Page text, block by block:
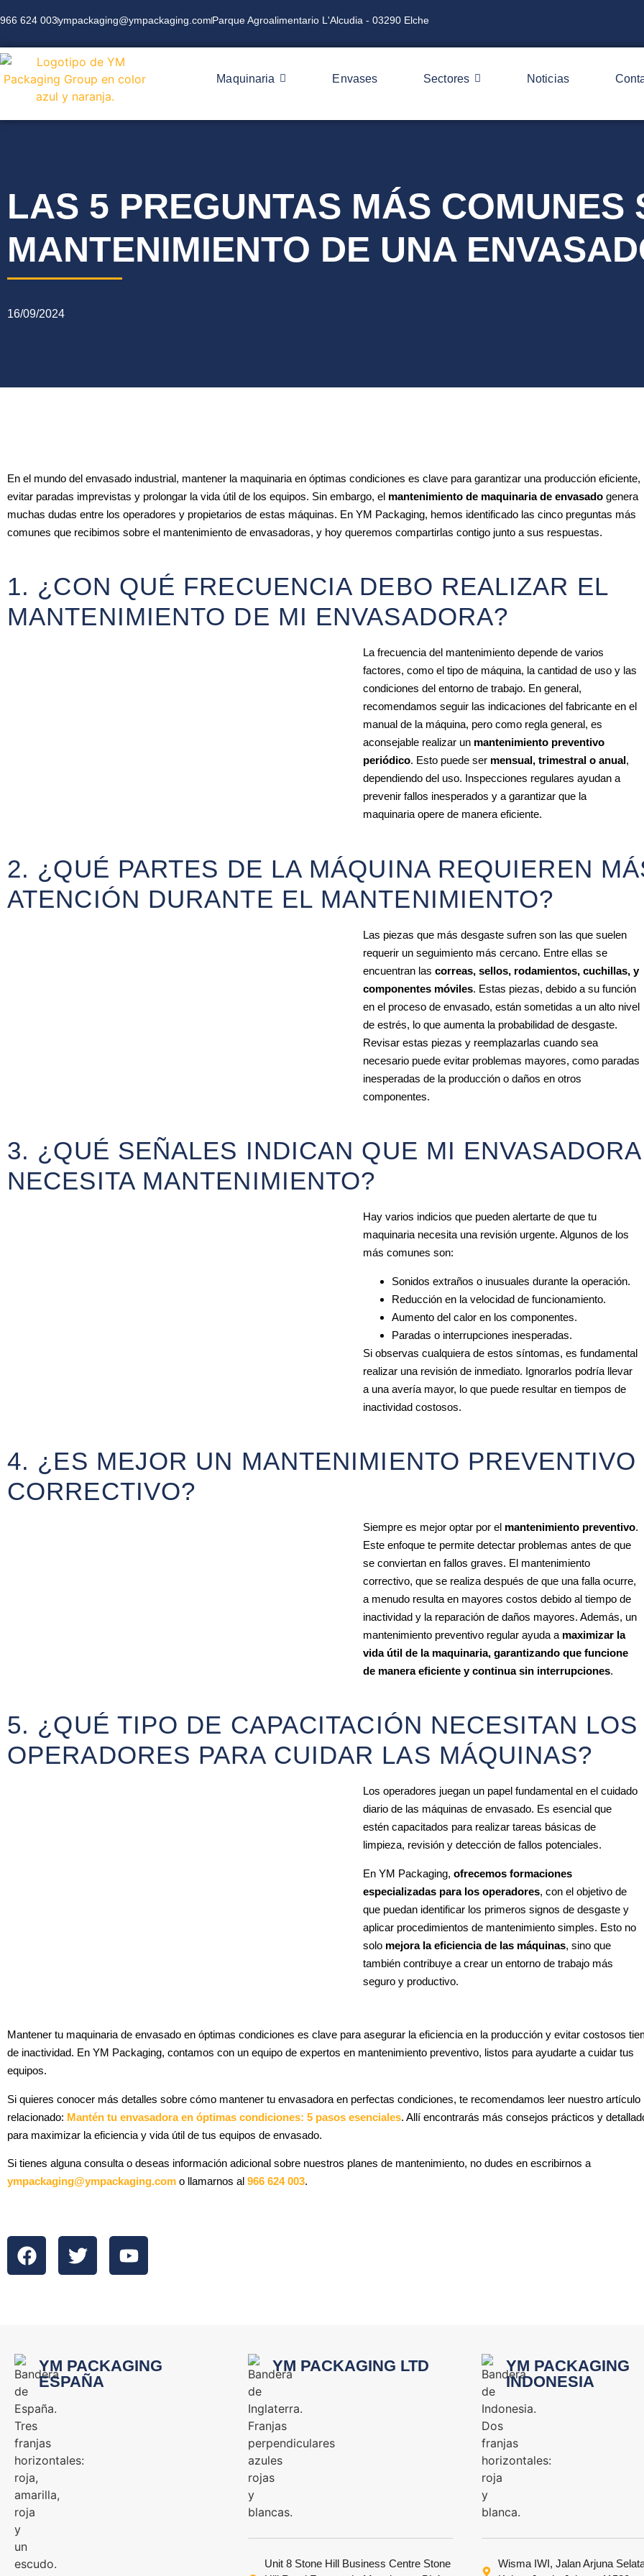
966 624 003ympackaging@ympackaging.comParque Agroalimentario L'Alcudia - 03290 Elche
Maquinaria Envases Sectores Noticias
LAS 5 PREGUNTAS MÁS COMUNES
MANTENIMIENTO DE UNA
16/09/2024
En el mundo del envasado industrial, mantener la maquinaria en óptimas condiciones es clave para garantizar una producción eficiente,
evitar paradas imprevistas y prolongar la vida útil de los equipos. Sin embargo, el mantenimiento de maquinaria de envasado genera
muchas dudas entre los operadores y propietarios de estas máquinas. En YM Packaging, hemos identificado las cinco preguntas más
comunes que recibimos sobre el mantenimiento de envasadoras, y hoy queremos compartirlas contigo junto a sus respuestas.
1. ¿CON QUÉ FRECUENCIA DEBO REALIZAR EL
MANTENIMIENTO DE MI ENVASADORA?
La frecuencia del mantenimiento depende de varios
factores, como el tipo de máquina, la cantidad de uso y las
condiciones del entorno de trabajo. En general,
recomendamos seguir las indicaciones del fabricante en el
manual de la máquina, pero como regla general, es
aconsejable realizar un mantenimiento preventivo
periódico. Esto puede ser mensual, trimestral o anual,
dependiendo del uso. Inspecciones regulares ayudan a
prevenir fallos inesperados y a garantizar que la
maquinaria opere de manera eficiente.
2. ¿QUÉ PARTES DE LA MÁQUINA REQUIEREN
ATENCIÓN DURANTE EL MANTENIMIENTO?
Las piezas que más desgaste sufren son las que suelen
requerir un seguimiento más cercano. Entre ellas se
encuentran lascorreas, sellos, rodamientos, cuchillas, y
componentes móviles. Estas piezas, debido a su función
en el proceso de envasado, están sometidas a un alto nivel
de estrés, lo que aumenta la probabilidad de desgaste.
Revisar estas piezas y reemplazarlas cuando sea
necesario puede evitar problemas mayores, como paradas
inesperadas de la producción o daños en otros
componentes.
3. ¿QUÉ SEÑALES INDICAN QUE MI ENVASADORA
NECESITA MANTENIMIENTO?
Hay varios indicios que pueden alertarte de que tu
maquinaria necesita una revisión urgente. Algunos de los
más comunes son:
Sonidos extraños o inusuales durante la operación.
Reducción en la velocidad de funcionamiento.
Aumento del calor en los componentes.
Paradas o interrupciones inesperadas.
Si observas cualquiera de estos síntomas, es fundamental
realizar una revisión de inmediato. Ignorarlos podría llevar
a una avería mayor, lo que puede resultar en tiempos de
inactividad costosos.
4. ¿ES MEJOR UN MANTENIMIENTO PREVENTIVO
CORRECTIVO?
Siempre es mejor optar por el mantenimiento preventivo.
Este enfoque te permite detectar problemas antes de que
se conviertan en fallos graves. El mantenimiento
correctivo, que se realiza después de que una falla ocurre,
a menudo resulta en mayores costos debido al tiempo de
inactividad y la reparación de daños mayores. Además, un
mantenimiento preventivo regular ayuda a maximizar la
vida útil de la maquinaria, garantizando que funcione
de manera eficiente y continua sin interrupciones.
5. ¿QUÉ TIPO DE CAPACITACIÓN NECESITAN LOS
OPERADORES PARA CUIDAR LAS MÁQUINAS?
Los operadores juegan un papel fundamental en el cuidado
diario de las máquinas de envasado. Es esencial que
estén capacitados para realizar tareas básicas de
limpieza, revisión y detección de fallos potenciales.
En YM Packaging,ofrecemos formaciones
especializadas para los operadores, con el objetivo de
que puedan identificar los primeros signos de desgaste y
aplicar procedimientos de mantenimiento simples. Esto no
solo mejora la eficiencia de las máquinas, sino que
también contribuye a crear un entorno de trabajo más
seguro y productivo.
Mantener tu maquinaria de envasado en óptimas condiciones es clave para asegurar la eficiencia en la producción y evitar costosos
de inactividad. En YM Packaging, contamos con un equipo de expertos en mantenimiento preventivo, listos para ayudarte a cuidar tus
equipos.
Si quieres conocer más detalles sobre cómo mantener tu envasadora en perfectas condiciones, te recomendamos leer nuestro artículo
relacionado: Mantén tu envasadora en óptimas condiciones: 5 pasos esenciales. Allí encontrarás más consejos prácticos y
para maximizar la eficiencia y vida útil de tus equipos de envasado.
Si tienes alguna consulta o deseas información adicional sobre nuestros planes de mantenimiento, no dudes en escribirnos a
ympackaging@ympackaging.com o llamarnos al 966 624 003.
YM PACKAGING
ESPAÑA
YM PACKAGING LTD
Unit 8 Stone Hill Business Centre Stone
YM PACKAGING
INDONESIA
Wisma IWI, Jalan Arjuna